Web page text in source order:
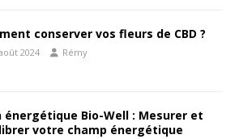
conserver vos fleurs de CBD ?
2024 Rémy
énergétique Bio-Well : Mesurer et
votre champ énergétique